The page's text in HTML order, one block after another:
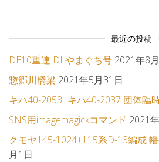
最近の投稿
DE10重連 DLやまぐち号 2021年8
惣郷川橋梁 2021年5月31日
キハ40-2053+キハ40-2037 団体臨
SNS用imagemagickコマンド 2021
クモヤ145-1024+115系D-13編成
月1日